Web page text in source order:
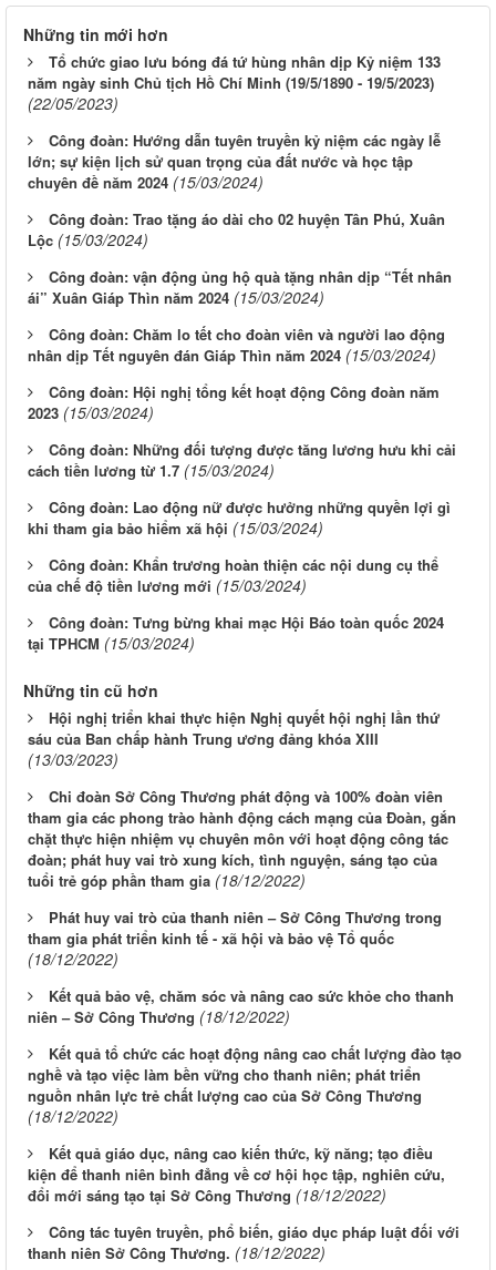
Những tin mới hơn
Tổ chức giao lưu bóng đá tứ hùng nhân dịp Kỷ niệm 133
năm ngày sinh Chủ tịch Hồ Chí Minh (19/5/1890 - 19/5/2023)
(22/05/2023)
Công đoàn: Hướng dẫn tuyên truyền kỷ niệm các ngày lễ
lớn; sự kiện lịch sử quan trọng của đất nước và học tập
chuyên đề năm 2024 (15/03/2024)
Công đoàn: Trao tặng áo dài cho 02 huyện Tân Phú, Xuân
Lộc (15/03/2024)
Công đoàn: vận động ủng hộ quà tặng nhân dịp “Tết nhân
ái” Xuân Giáp Thìn năm 2024 (15/03/2024)
Công đoàn: Chăm lo tết cho đoàn viên và người lao động
nhân dịp Tết nguyên đán Giáp Thìn năm 2024 (15/03/2024)
Công đoàn: Hội nghị tổng kết hoạt động Công đoàn năm
2023 (15/03/2024)
Công đoàn: Những đối tượng được tăng lương hưu khi cải
cách tiền lương từ 1.7 (15/03/2024)
Công đoàn: Lao động nữ được hưởng những quyền lợi gì
khi tham gia bảo hiểm xã hội (15/03/2024)
Công đoàn: Khẩn trương hoàn thiện các nội dung cụ thể
của chế độ tiền lương mới (15/03/2024)
Công đoàn: Tưng bừng khai mạc Hội Báo toàn quốc 2024
tại TPHCM (15/03/2024)
Những tin cũ hơn
Hội nghị triển khai thực hiện Nghị quyết hội nghị lần thứ
sáu của Ban chấp hành Trung ương đảng khóa XIII
(13/03/2023)
Chi đoàn Sở Công Thương phát động và 100% đoàn viên
tham gia các phong trào hành động cách mạng của Đoàn, gắn
chặt thực hiện nhiệm vụ chuyên môn với hoạt động công tác
đoàn; phát huy vai trò xung kích, tình nguyện, sáng tạo của
tuổi trẻ góp phần tham gia (18/12/2022)
Phát huy vai trò của thanh niên – Sở Công Thương trong
tham gia phát triển kinh tế - xã hội và bảo vệ Tổ quốc
(18/12/2022)
Kết quả bảo vệ, chăm sóc và nâng cao sức khỏe cho thanh
niên – Sở Công Thương (18/12/2022)
Kết quả tổ chức các hoạt động nâng cao chất lượng đào tạo
nghề và tạo việc làm bền vững cho thanh niên; phát triển
nguồn nhân lực trẻ chất lượng cao của Sở Công Thương
(18/12/2022)
Kết quả giáo dục, nâng cao kiến thức, kỹ năng; tạo điều
kiện để thanh niên bình đẳng về cơ hội học tập, nghiên cứu,
đổi mới sáng tạo tại Sở Công Thương (18/12/2022)
Công tác tuyên truyền, phổ biến, giáo dục pháp luật đối với
thanh niên Sở Công Thương. (18/12/2022)